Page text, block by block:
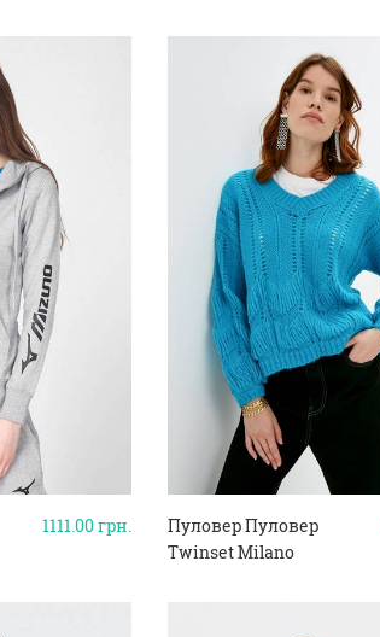
1111.00грн.
Пуловер Пуловер
Twinset Milano